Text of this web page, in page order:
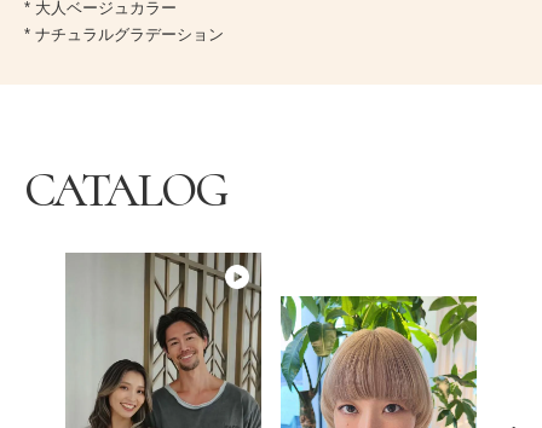
* 大人ベージュカラー
* ナチュラルグラデーション
CATALOG